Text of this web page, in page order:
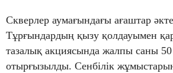
Скверлер аумағындағы ағаштар
Тұрғындардың қызу қолдауымен
тазалық акциясында жалпы саны
отырғызылды. Сенбілік